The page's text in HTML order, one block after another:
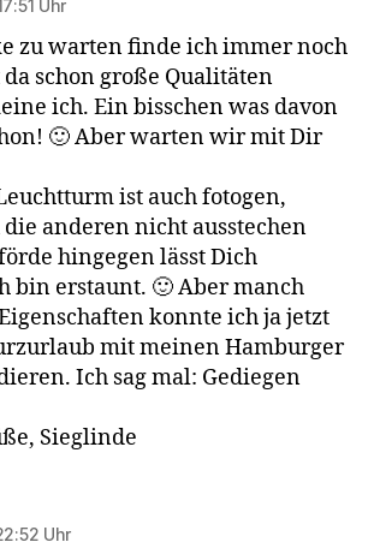
Uhr
zu warten finde ich immer noch
schon große Qualitäten
ich. Ein bisschen was davon
🙂 Aber warten wir mit Dir
ist auch fotogen,
anderen nicht ausstechen
hingegen lässt Dich
bin erstaunt. 🙂 Aber manch
konnte ich ja jetzt
mit meinen Hamburger
Ich sag mal: Gediegen
Sieglinde
Uhr